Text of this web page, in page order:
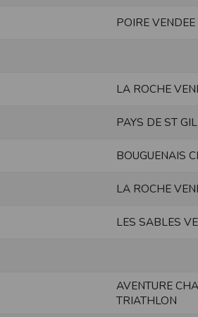
POIRE
LA ROCHE
PAYS DE ST
BOUGUENAIS
LA ROCHE
LES SABLES
AVENTURE
TRIATHLON
le site ou une partie des
par l’intermédiaire de son centre
ou confidentielle se fait à ses
des données qu’il consulte, interroge et
d’aucun moyen de contrôle sur le
internet www.timepulse.run peuvent